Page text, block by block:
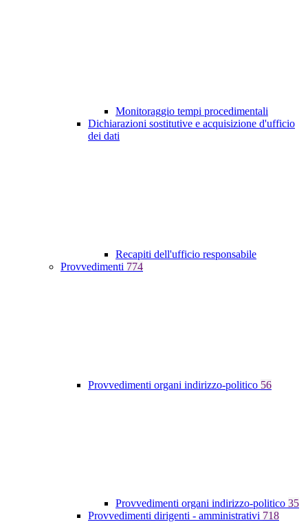
Monitoraggio tempi procedimentali
Dichiarazioni sostitutive e acquisizione d'ufficio
dei dati
Recapiti dell'ufficio responsabile
Provvedimenti 774
Provvedimenti organi indirizzo-politico 56
Provvedimenti organi indirizzo-politico 35
Provvedimenti dirigenti - amministrativi 718